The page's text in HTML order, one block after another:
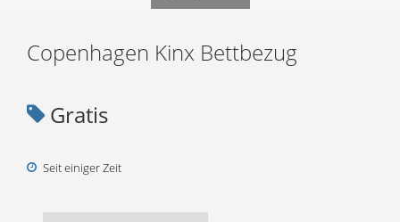
Copenhagen Kinx Bettbezug
Gratis
Seit einiger Zeit